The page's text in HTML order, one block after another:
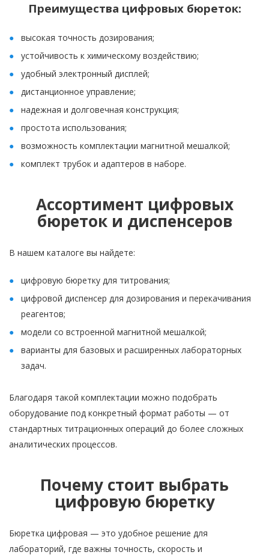
Преимущества цифровых бюреток:
высокая точность дозирования;
устойчивость к химическому воздействию;
удобный электронный дисплей;
дистанционное управление;
надежная и долговечная конструкция;
простота использования;
возможность комплектации магнитной мешалкой;
комплект трубок и адаптеров в наборе.
Ассортимент цифровых
бюреток и диспенсеров
В нашем каталоге вы найдете:
цифровую бюретку для титрования;
цифровой диспенсер для дозирования и перекачивания
реагентов;
модели со встроенной магнитной мешалкой;
варианты для базовых и расширенных лабораторных
задач.
Благодаря такой комплектации можно подобрать
оборудование под конкретный формат работы — от
стандартных титрационных операций до более сложных
аналитических процессов.
Почему стоит выбрать
цифровую бюретку
Бюретка цифровая — это удобное решение для
лабораторий, где важны точность, скорость и